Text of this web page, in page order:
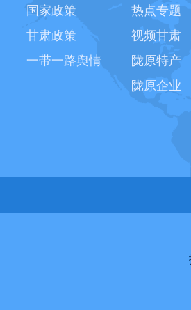
国家政策
甘肃政策
一带一路舆情
热点专题
视频甘肃
陇原特产
陇原企业